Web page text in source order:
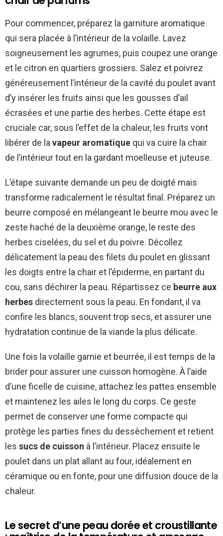
Pour commencer, préparez la garniture aromatique
qui sera placée à l’intérieur de la volaille. Lavez
soigneusement les agrumes, puis coupez une orange
et le citron en quartiers grossiers. Salez et poivrez
généreusement l’intérieur de la cavité du poulet avant
d’y insérer les fruits ainsi que les gousses d’ail
écrasées et une partie des herbes. Cette étape est
cruciale car, sous l’effet de la chaleur, les fruits vont
libérer de la vapeur aromatique qui va cuire la chair
de l’intérieur tout en la gardant moelleuse et juteuse.
L’étape suivante demande un peu de doigté mais
transforme radicalement le résultat final. Préparez un
beurre composé en mélangeant le beurre mou avec le
zeste haché de la deuxième orange, le reste des
herbes ciselées, du sel et du poivre. Décollez
délicatement la peau des filets du poulet en glissant
les doigts entre la chair et l’épiderme, en partant du
cou, sans déchirer la peau. Répartissez ce beurre aux
herbes directement sous la peau. En fondant, il va
confire les blancs, souvent trop secs, et assurer une
hydratation continue de la viande la plus délicate.
Une fois la volaille garnie et beurrée, il est temps de la
brider pour assurer une cuisson homogène. À l’aide
d’une ficelle de cuisine, attachez les pattes ensemble
et maintenez les ailes le long du corps. Ce geste
permet de conserver une forme compacte qui
protège les parties fines du dessèchement et retient
les sucs de cuisson à l’intérieur. Placez ensuite le
poulet dans un plat allant au four, idéalement en
céramique ou en fonte, pour une diffusion douce de la
chaleur.
Le secret d’une peau dorée et croustillante